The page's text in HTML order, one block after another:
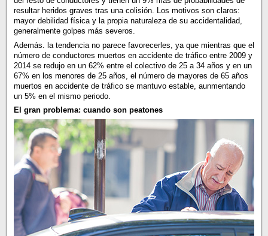
resultar heridos graves tras una colisión. Los motivos son claros:
mayor debilidad física y la propia naturaleza de su accidentalidad,
generalmente golpes más severos.
Además. la tendencia no parece favorecerles, ya que mientras que el
número de conductores muertos en accidente de tráfico entre 2009 y
2014 se redujo en un 62% entre el colectivo de 25 a 34 años y en un
67% en los menores de 25 años, el número de mayores de 65 años
muertos en accidente de tráfico se mantuvo estable, aunmentando
un 5% en el mismo periodo.
El gran problema: cuando son peatones